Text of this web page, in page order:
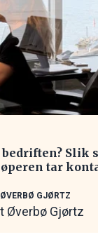
bedriften? Slik
tar
GJØRTZ
Øverbø Gjørtz